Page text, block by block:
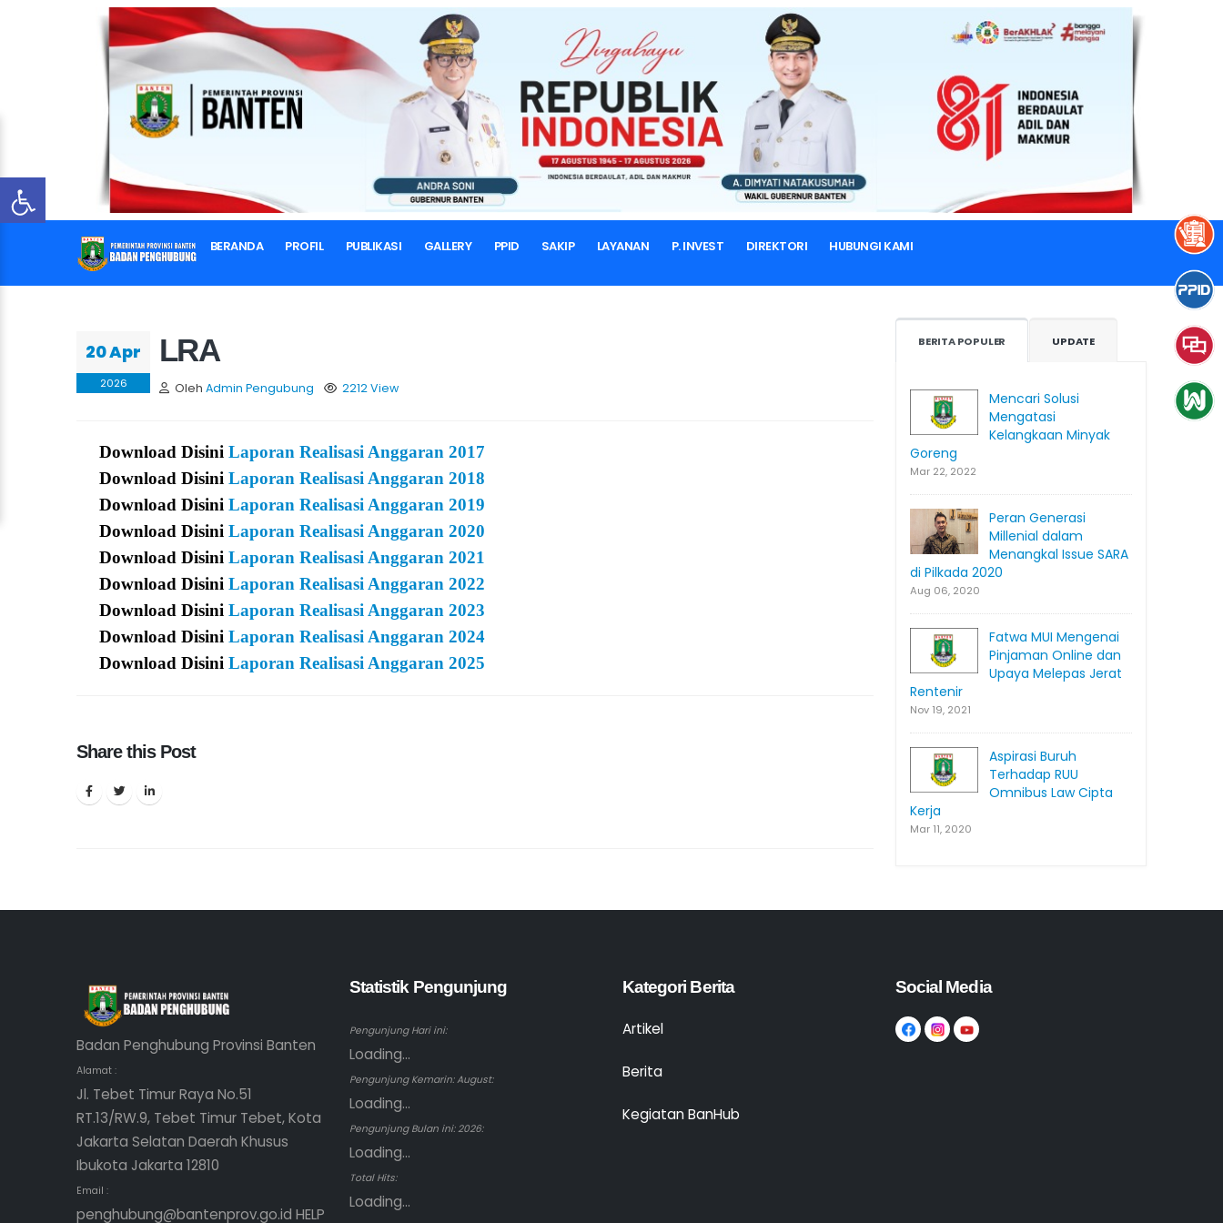
BERANDA PROFIL PUBLIKASI GALLERY PPID SAKIP LAYANAN P. INVEST DIREKTORI HUBUNGI KAMI
LRA
Dokumen Lainnya
BERANDA LRA
20 Apr
2026
LRA
Oleh Admin Pengubung 2212 View
Download Disini Laporan Realisasi Anggaran 2017
Download Disini Laporan Realisasi Anggaran 2018
Download Disini Laporan Realisasi Anggaran 2019
Download Disini Laporan Realisasi Anggaran 2020
Download Disini Laporan Realisasi Anggaran 2021
Download Disini Laporan Realisasi Anggaran 2022
Download Disini Laporan Realisasi Anggaran 2023
Download Disini Laporan Realisasi Anggaran 2024
Download Disini Laporan Realisasi Anggaran 2025
Share this Post
BERITA POPULER UPDATE
Mencari Solusi
Mengatasi
Kelangkaan Minyak
Goreng
Mar 22, 2022
Peran Generasi
Millenial dalam
Menangkal Issue SARA
di Pilkada 2020
Aug 06, 2020
Fatwa MUI Mengenai
Pinjaman Online dan
Upaya Melepas Jerat
Rentenir
Nov 19, 2021
Aspirasi Buruh
Terhadap RUU
Omnibus Law Cipta
Kerja
Mar 11, 2020
Badan Penghubung Provinsi Banten
Alamat :
Jl. Tebet Timur Raya No.51
RT.13/RW.9, Tebet Timur Tebet, Kota
Jakarta Selatan Daerah Khusus
Ibukota Jakarta 12810
Email :
penghubung@bantenprov.go.id HELP
Statistik Pengunjung
Pengunjung Hari ini:
Loading...
Pengunjung Kemarin: August:
Loading...
Pengunjung Bulan ini: 2026:
Loading...
Total Hits:
Loading...
Kategori Berita
Artikel
Berita
Kegiatan BanHub
Social Media